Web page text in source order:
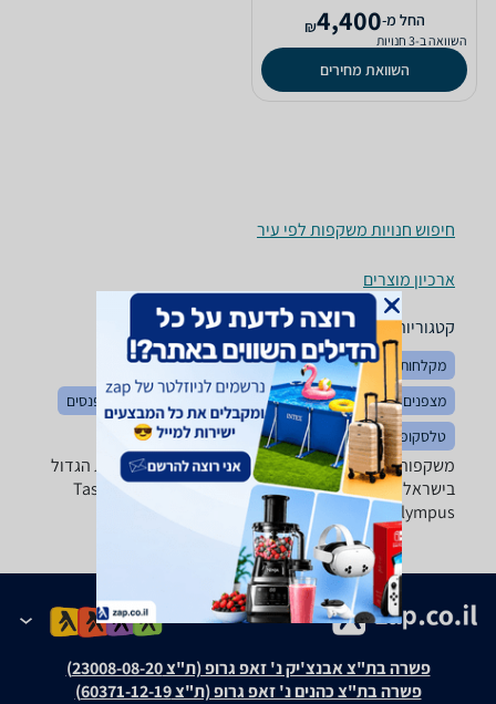
‫החל מ-4,400
₪
השוואה ב-3 חנויות
השוואת מחירים
חיפוש חנויות משקפות לפי עיר
ארכיון מוצרים
קטגוריות משלימות
מקלחות ושירותי שדה אופניים
ערכות קפה וגזיות
מצפנים ומערכות ניווט
כילות צידניות
פנסים
טלסקופים
אוהלים
משקפות - ‏2,000 - 5,000 ‏ש"ח ‏30 ‏מ"מ מבחר המשקפות הגדול
בישראל של המותגים המובילים: Tasco, Bushnell, Nikon,
Celestron, Olympus ואחרים.
פשרה בת"צ אבנצ'יק נ' זאפ גרופ (ת"צ 23008-08-20)
פשרה בת"צ כהנים נ' זאפ גרופ (ת"צ 60371-12-19)